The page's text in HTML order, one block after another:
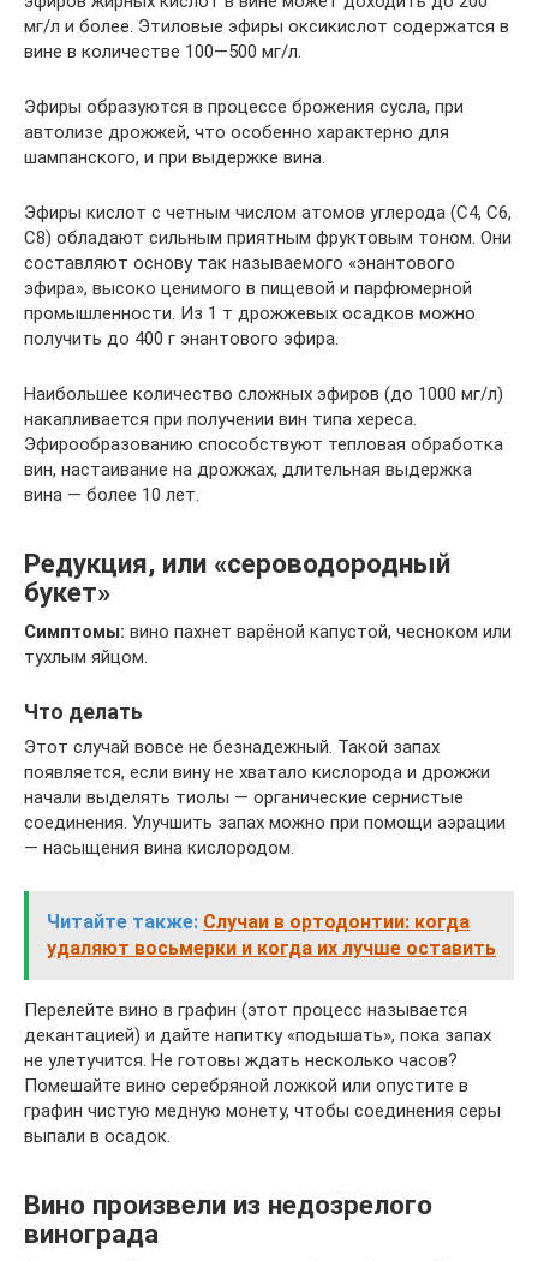
мг/л и более. Этиловые эфиры оксикислот содержатся в
вине в количестве 100—500 мг/л.
Эфиры образуются в процессе брожения сусла, при
автолизе дрожжей, что особенно характерно для
шампанского, и при вы­держке вина.
Эфиры кислот с четным числом атомов углерода (С4, С6,
С8) обладают сильным приятным фруктовым тоном. Они
составляют основу так называемого «энантового
эфира», высоко ценимого в пищевой и парфюмерной
промышленности. Из 1 т дрожжевых осадков можно
получить до 400 г энантового эфира.
Наибольшее количество сложных эфиров (до 1000 мг/л)
на­капливается при получении вин типа хереса.
Эфирообразованию способствуют тепловая обработка
вин, настаивание на дрожжах, длительная выдержка
вина — более 10 лет.
Редукция, или «сероводородный
букет»
Симптомы: вино пахнет варёной капустой, чесноком или
тухлым яйцом.
Что делать
Этот случай вовсе не безнадежный. Такой запах
появляется, если вину не хватало кислорода и дрожжи
начали выделять тиолы — органические сернистые
соединения. Улучшить запах можно при помощи аэрации
— насыщения вина кислородом.
Читайте также: Случаи в ортодонтии: когда
удаляют восьмерки и когда их лучше оставить
Перелейте вино в графин (этот процесс называется
декантацией) и дайте напитку «подышать», пока запах
не улетучится. Не готовы ждать несколько часов?
Помешайте вино серебряной ложкой или опустите в
графин чистую медную монету, чтобы соединения серы
выпали в осадок.
Вино произвели из недозрелого
винограда